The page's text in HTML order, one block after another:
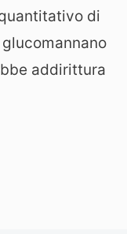
di
addirittura